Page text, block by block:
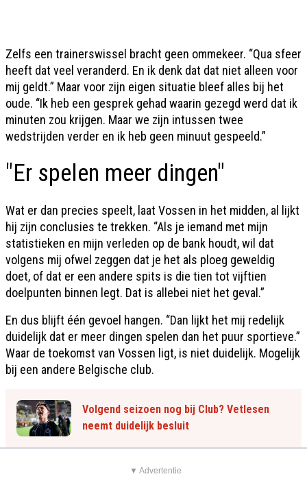
Zelfs een trainerswissel bracht geen ommekeer. “Qua sfeer
heeft dat veel veranderd. En ik denk dat dat niet alleen voor
mij geldt.” Maar voor zijn eigen situatie bleef alles bij het
oude. “Ik heb een gesprek gehad waarin gezegd werd dat ik
minuten zou krijgen. Maar we zijn intussen twee
wedstrijden verder en ik heb geen minuut gespeeld.”
"Er spelen meer dingen"
Wat er dan precies speelt, laat Vossen in het midden, al lijkt
hij zijn conclusies te trekken. “Als je iemand met mijn
statistieken en mijn verleden op de bank houdt, wil dat
volgens mij ofwel zeggen dat je het als ploeg geweldig
doet, of dat er een andere spits is die tien tot vijftien
doelpunten binnen legt. Dat is allebei niet het geval.”
En dus blijft één gevoel hangen. “Dan lijkt het mij redelijk
duidelijk dat er meer dingen spelen dan het puur sportieve.”
Waar de toekomst van Vossen ligt, is niet duidelijk. Mogelijk
bij een andere Belgische club.
Volgend seizoen nog bij Club? Vetlesen
neemt duidelijk besluit
▼ Advertentie